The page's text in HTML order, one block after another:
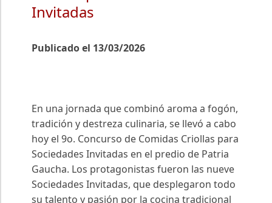
Invitadas
Publicado el 13/03/2026
En una jornada que combinó aroma a fogón,
tradición y destreza culinaria, se llevó a cabo
hoy el 9o. Concurso de Comidas Criollas para
Sociedades Invitadas en el predio de Patria
Gaucha. Los protagonistas fueron las nueve
Sociedades Invitadas, que desplegaron todo
su talento y pasión por la cocina tradicional